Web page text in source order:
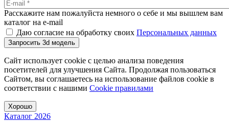
Расскажите нам пожалуйста немного о себе и мы вышлем вам
каталог на e-mail
Даю согласие на обработку своих Персональных данных
Запросить 3d модель
Сайт использует cookie с целью анализа поведения
посетителей для улучшения Сайта. Продолжая пользоваться
Сайтом, вы соглашаетесь на использование файлов cookie в
соответствии с нашими Cookiе правилами
Хорошо
Каталог 2026